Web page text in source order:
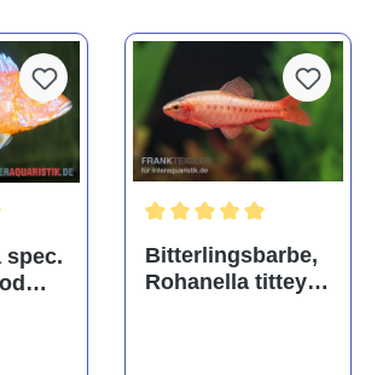
Bewertung von 5 von 5 Sternen
spec.
Bitterlingsbarbe,
Rohanella titteya,